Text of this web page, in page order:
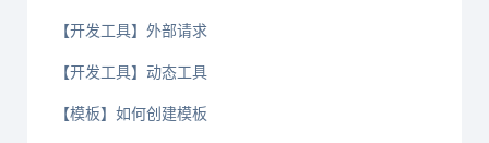
【开发工具】外部请求
【开发工具】动态工具
【模板】如何创建模板